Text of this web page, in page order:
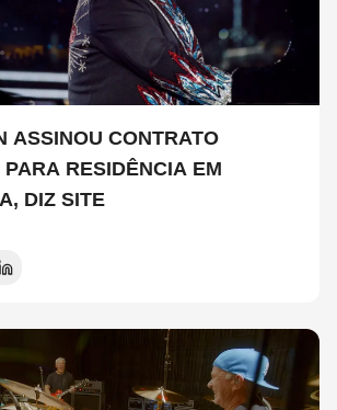
ASSINOU CONTRATO
RESIDÊNCIA EM
DIZ SITE